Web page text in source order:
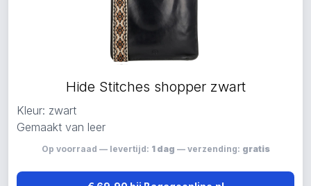
Hide Stitches shopper zwart
Kleur: zwart
Gemaakt van leer
Op voorraad — levertijd: 1 dag — verzending: gratis